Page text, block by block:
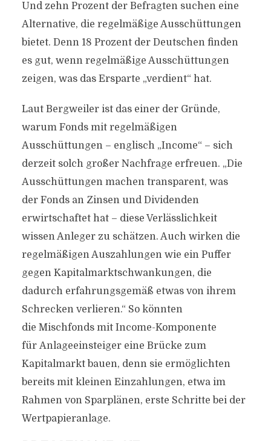
Und zehn Prozent der Befragten suchen eine
Alternative, die regelmäßige Ausschüttungen
bietet. Denn 18 Prozent der Deutschen finden
es gut, wenn regelmäßige Ausschüttungen
zeigen, was das Ersparte „verdient“ hat.
Laut Bergweiler ist das einer der Gründe,
warum Fonds mit regelmäßigen
Ausschüttungen – englisch „Income“ – sich
derzeit solch großer Nachfrage erfreuen. „Die
Ausschüttungen machen transparent, was
der Fonds an Zinsen und Dividenden
erwirtschaftet hat – diese Verlässlichkeit
wissen Anleger zu schätzen. Auch wirken die
regelmäßigen Auszahlungen wie ein Puffer
gegen Kapitalmarktschwankungen, die
dadurch erfahrungsgemäß etwas von ihrem
Schrecken verlieren.“ So könnten
die Mischfonds mit Income-Komponente
für Anlageeinsteiger eine Brücke zum
Kapitalmarkt bauen, denn sie ermöglichten
bereits mit kleinen Einzahlungen, etwa im
Rahmen von Sparplänen, erste Schritte bei der
Wertpapieranlage.